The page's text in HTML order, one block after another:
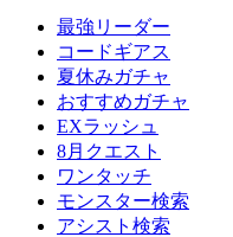
最強リーダー
コードギアス
夏休みガチャ
おすすめガチャ
EXラッシュ
8月クエスト
ワンタッチ
モンスター検索
アシスト検索